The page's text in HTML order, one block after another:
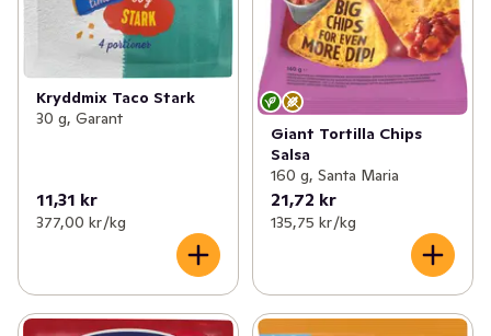
Kryddmix Taco Stark
30 g, Garant
11,31 kr
377,00 kr /kg
Giant Tortilla Chips
Salsa
160 g, Santa Maria
21,72 kr
135,75 kr /kg